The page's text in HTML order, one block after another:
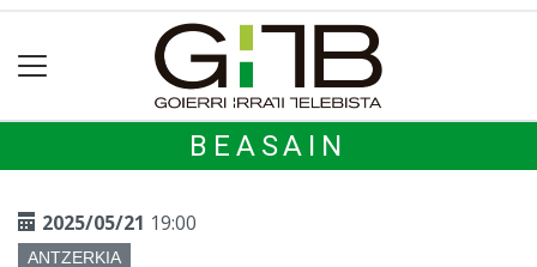
BEASAIN
2025/05/21 19:00
ANTZERKIA